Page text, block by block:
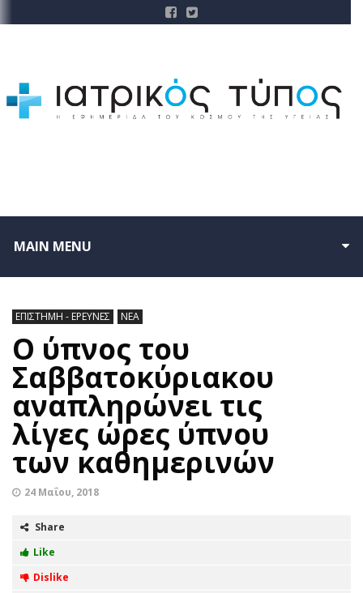
MAIN MENU
ΕΠΙΣΤΗΜΗ - ΕΡΕΥΝΕΣ ΝΕΑ
Ο ύπνος του
Σαββατοκύριακου
αναπληρώνει τις
λίγες ώρες ύπνου
των καθημερινών
24 Μαΐου, 2018
Share
Like
Dislike